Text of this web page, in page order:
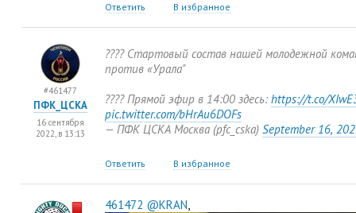
Ответить В избранное
???? Стартовый состав нашей молодежной
против «Урала"
???? Прямой эфир в 14:00 здесь: https://t.co/
pic.twitter.com/bHrAu6DOFs
— ПФК ЦСКА Москва (pfc_cska) September 16,
Ответить В избранное
#461477
ПФК_ЦСКА
16 сентября
2022, в 13:13
461472 @KRAN,